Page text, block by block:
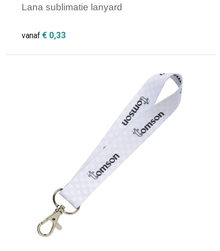
Lana sublimatie lanyard
vanaf € 0,33